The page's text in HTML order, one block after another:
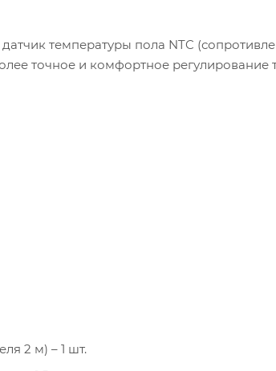
температуры пола NTC
точное и комфортное регулирование
2 м) – 1 шт.